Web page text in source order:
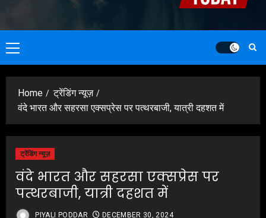
Primary
Menu
Home
ट्रेंडिंग न्यूज़
वंदे भारत और सहरसा एक्सप्रेस पर पत्थरबाजी, यात्री दहशत में
ट्रेंडिंग न्यूज़
वंदे भारत और सहरसा एक्सप्रेस पर
पत्थरबाजी, यात्री दहशत में
PIYALI PODDAR DECEMBER 30, 2024